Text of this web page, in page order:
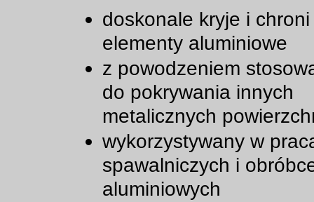
doskonale kryje i
elementy aluminiowe
z powodzeniem
do pokrywania innych
metalicznych
wykorzystywany w
spawalniczych i
aluminiowych